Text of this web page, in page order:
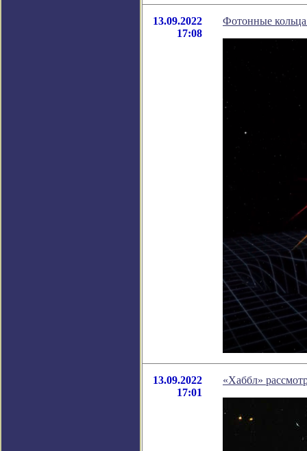
13.09.2022
17:08
Фотонные
13.09.2022
17:01
«Хаббл»